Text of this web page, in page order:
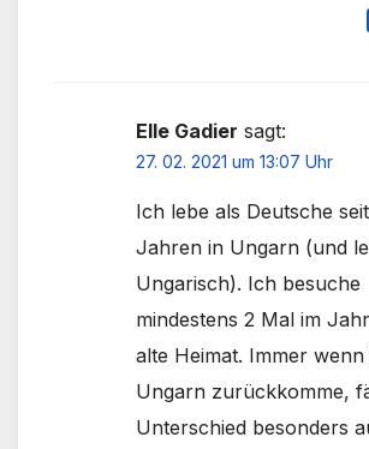
Elle Gadier sagt:
27. 02. 2021 um 13:07 Uhr
Ich lebe als Deutsche
Jahren in Ungarn (und
Ungarisch). Ich besuche
mindestens 2 Mal im
alte Heimat. Immer
Ungarn zurückkomme,
Unterschied besonders